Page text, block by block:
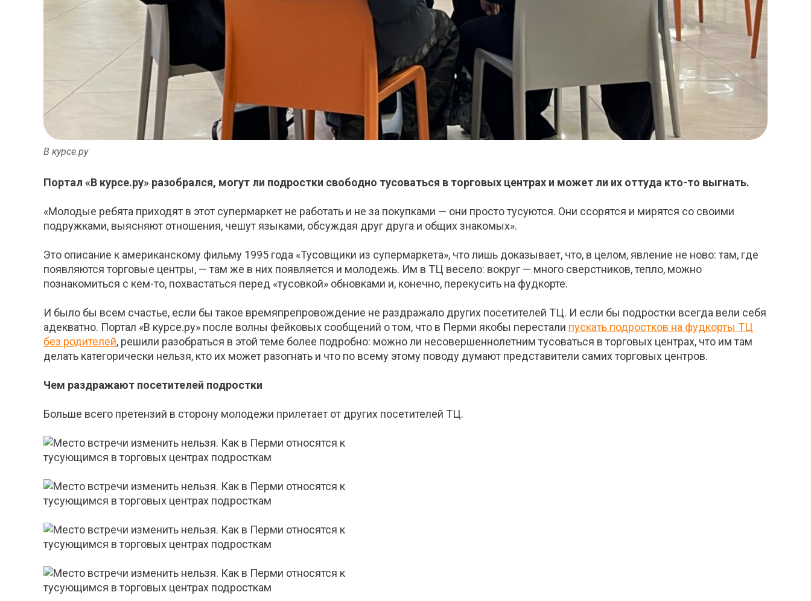
В курсе.ру
Портал «В курсе.ру» разобрался, могут ли подростки свободно тусоваться в торговых центрах и может ли их оттуда кто-то выгнать.
«Молодые ребята приходят в этот супермаркет не работать и не за покупками — они просто тусуются. Они ссорятся и мирятся со своими
подружками, выясняют отношения, чешут языками, обсуждая друг друга и общих знакомых».
Это описание к американскому фильму 1995 года «Тусовщики из супермаркета», что лишь доказывает, что, в целом, явление не ново: там, где
появляются торговые центры, — там же в них появляется и молодежь. Им в ТЦ весело: вокруг — много сверстников, тепло, можно
познакомиться с кем-то, похвастаться перед «тусовкой» обновками и, конечно, перекусить на фудкорте.
И было бы всем счастье, если бы такое времяпрепровождение не раздражало других посетителей ТЦ. И если бы подростки всегда вели себя
адекватно. Портал «В курсе.ру» после волны фейковых сообщений о том, что в Перми якобы перестали пускать подростков на фудкорты ТЦ
без родителей, решили разобраться в этой теме более подробно: можно ли несовершеннолетним тусоваться в торговых центрах, что им там
делать категорически нельзя, кто их может разогнать и что по всему этому поводу думают представители самих торговых центров.
Чем раздражают посетителей подростки
Больше всего претензий в сторону молодежи прилетает от других посетителей ТЦ.